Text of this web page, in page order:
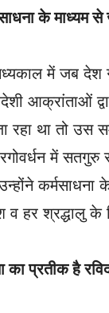
के माध्यम
में जब देश
आक्रांताओं
रहा था तो उस
में सतगुरु
हर श्रद्धालु के
का प्रतीक है